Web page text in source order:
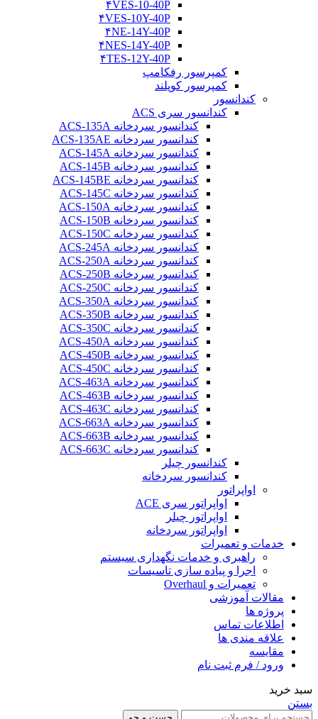
۴VES-10-40P
۴VES-10Y-40P
۴NE-14Y-40P
۴NES-14Y-40P
۴TES-12Y-40P
کمپرسور رفکامپ
کمپرسور کوپلند
کندانسور
کندانسور سری ACS
کندانسور سردخانه ACS-135A
کندانسور سردخانه ACS-135AE
کندانسور سردخانه ACS-145A
کندانسور سردخانه ACS-145B
کندانسور سردخانه ACS-145BE
کندانسور سردخانه ACS-145C
کندانسور سردخانه ACS-150A
کندانسور سردخانه ACS-150B
کندانسور سردخانه ACS-150C
کندانسور سردخانه ACS-245A
کندانسور سردخانه ACS-250A
کندانسور سردخانه ACS-250B
کندانسور سردخانه ACS-250C
کندانسور سردخانه ACS-350A
کندانسور سردخانه ACS-350B
کندانسور سردخانه ACS-350C
کندانسور سردخانه ACS-450A
کندانسور سردخانه ACS-450B
کندانسور سردخانه ACS-450C
کندانسور سردخانه ACS-463A
کندانسور سردخانه ACS-463B
کندانسور سردخانه ACS-463C
کندانسور سردخانه ACS-663A
کندانسور سردخانه ACS-663B
کندانسور سردخانه ACS-663C
کندانسور چیلر
کندانسور سردخانه
اواپراتور
اواپراتور سری ACE
اواپراتور چیلر
اواپراتور سردخانه
خدمات و تعمیرات
راهبری و خدمات نگهداری سیستم
اجرا و پیاده سازی تاسیسات
تعمیرات و Overhaul
مقالات آموزشی
پروژه ها
اطلاعات تماس
علاقه مندی ها
مقایسه
ورود / فرم ثبت نام
سبد خرید
بستن